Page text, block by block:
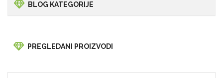
BLOG KATEGORIJE
PREGLEDANI PROIZVODI